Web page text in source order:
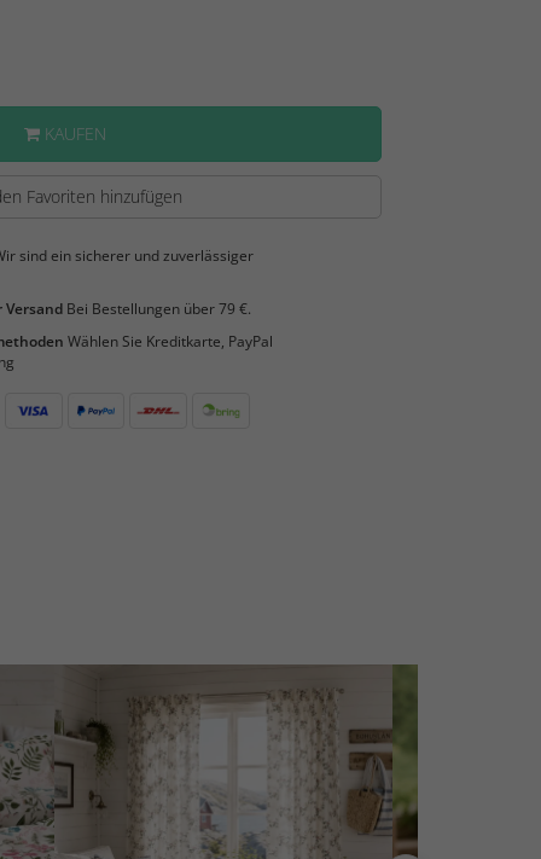
KAUFEN
Favoriten hinzufügen
sind ein sicherer und zuverlässiger
Bei Bestellungen über 79 €.
Wählen Sie Kreditkarte, PayPal